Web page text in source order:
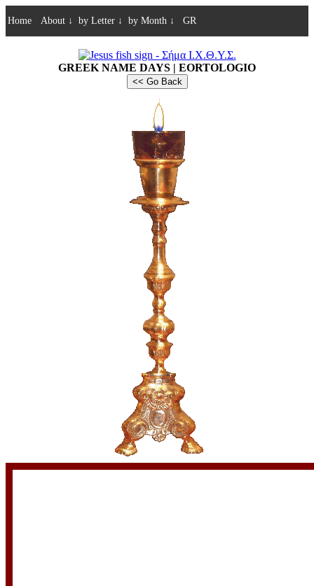
Home About ↓ by Letter ↓ by Month ↓ GR
GREEK NAME DAYS | EORTOLOGIO
<< Go Back